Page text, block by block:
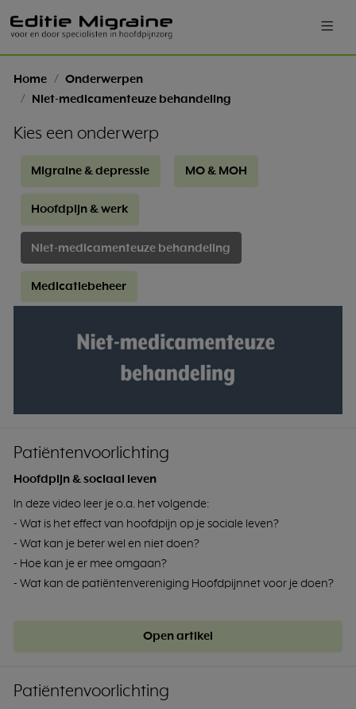
Home
Onderwerpen
Niet-medicamenteuze behandeling
Kies een onderwerp
Migraine & depressie MO & MOH
Hoofdpijn & werk
Niet-medicamenteuze behandeling
Medicatiebeheer
Patiëntenvoorlichting
Hoofdpijn & sociaal leven
In deze video leer je o.a. het volgende:
- Wat is het effect van hoofdpijn op je sociale leven?
- Wat kan je beter wel en niet doen?
- Hoe kan je er mee omgaan?
- Wat kan de patiëntenvereniging Hoofdpijnnet voor je doen?
Open artikel
Patiëntenvoorlichting